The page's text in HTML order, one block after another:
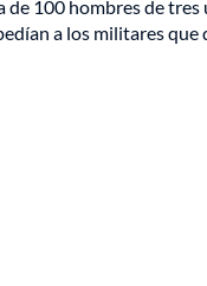
de 100 hombres de
a los militares